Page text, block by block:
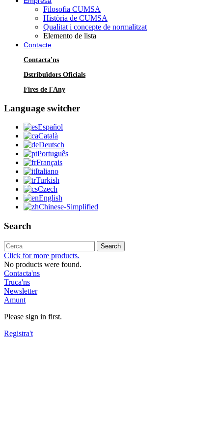
Filosofia CUMSA
Història de CUMSA
Qualitat i concepte de normalitzat
Elemento de lista
Contacte
Contacta'ns
Dstribuïdors Oficials
Fires de l'Any
Language switcher
Español
Català
Deutsch
Português
Français
Italiano
Turkish
Czech
English
Chinese-Simplified
Search
Search
Click for more products.
No products were found.
Contacta'ns
Truca'ns
Newsletter
Amunt
Please sign in first.
Registra't